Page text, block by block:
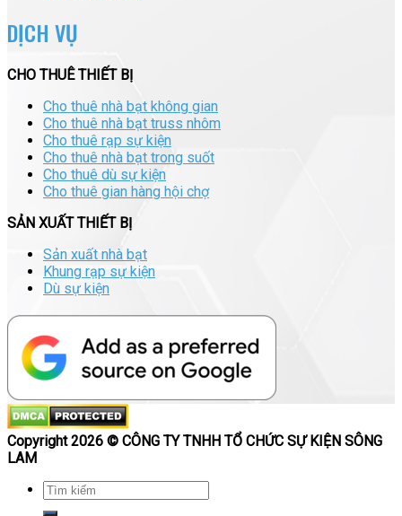
DỊCH VỤ
CHO THUÊ THIẾT BỊ
Cho thuê nhà bạt không gian
Cho thuê nhà bạt truss nhôm
Cho thuê rạp sự kiện
Cho thuê nhà bạt trong suốt
Cho thuê dù sự kiện
Cho thuê gian hàng hội chợ
SẢN XUẤT THIẾT BỊ
Sản xuất nhà bạt
Khung rạp sự kiện
Dù sự kiện
Copyright 2026 © CÔNG TY TNHH TỔ CHỨC SỰ KIỆN SÔNG
LAM